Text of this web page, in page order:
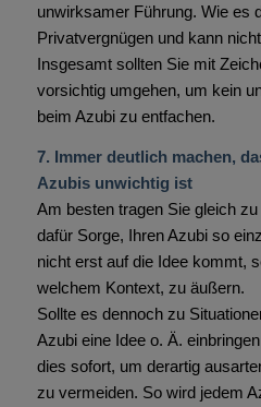
unwirksamer Führung. Wie es
Privatvergnügen und kann
Insgesamt sollten Sie mit
vorsichtig umgehen, um kein
beim Azubi zu entfachen.
7. Immer deutlich machen,
Azubis unwichtig ist
Am besten tragen Sie gleich
dafür Sorge, Ihren Azubi so
nicht erst auf die Idee kommt,
welchem Kontext, zu äußern.
Sollte es dennoch zu
Azubi eine Idee o. Ä.
dies sofort, um derartig
zu vermeiden. So wird jedem